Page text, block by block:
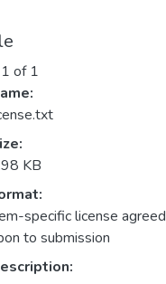
of 1
KB
specific license agreed
to submission